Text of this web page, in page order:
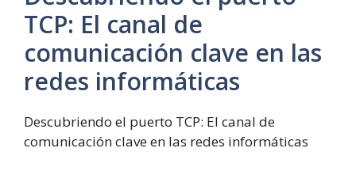
TCP: El canal de
comunicación clave en las
redes informáticas
Descubriendo el puerto TCP: El canal de
comunicación clave en las redes informáticas